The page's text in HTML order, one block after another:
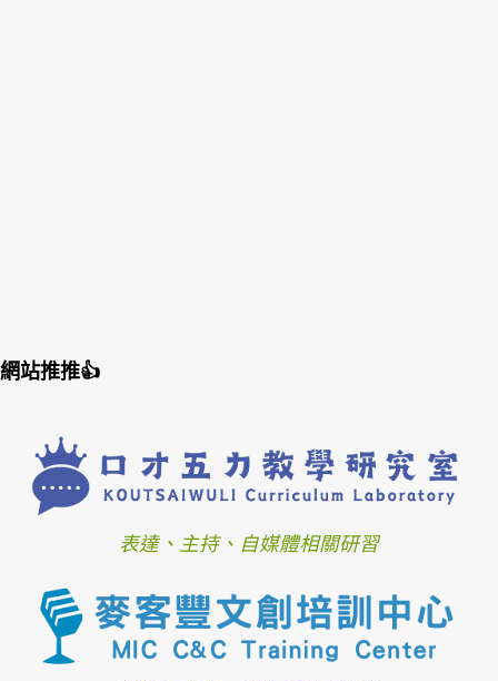
網站推推👍
表達、主持、自媒體相關研習